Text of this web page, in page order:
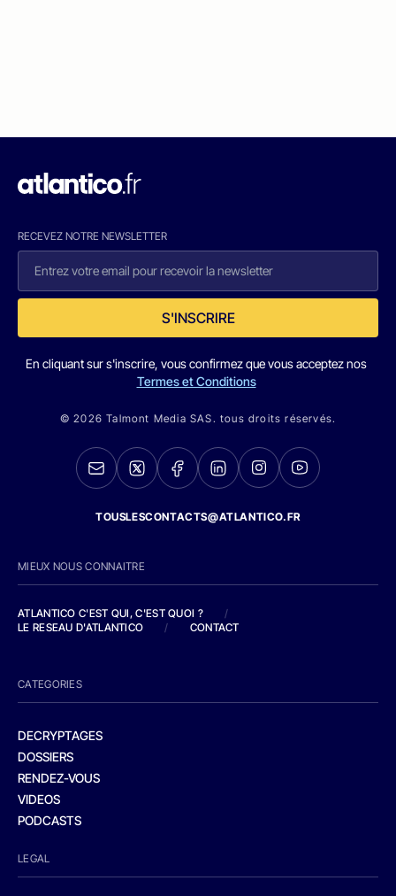
RECEVEZ NOTRE NEWSLETTER
S'INSCRIRE
En cliquant sur s'inscrire, vous confirmez que vous acceptez nos
Termes et Conditions
© 2026 Talmont Media SAS. tous droits réservés.
TOUSLESCONTACTS@ATLANTICO.FR
MIEUX NOUS CONNAITRE
ATLANTICO C'EST QUI, C'EST QUOI ?
/
LE RESEAU D'ATLANTICO
/ CONTACT
CATEGORIES
DECRYPTAGES
DOSSIERS
RENDEZ-VOUS
VIDEOS
PODCASTS
LEGAL